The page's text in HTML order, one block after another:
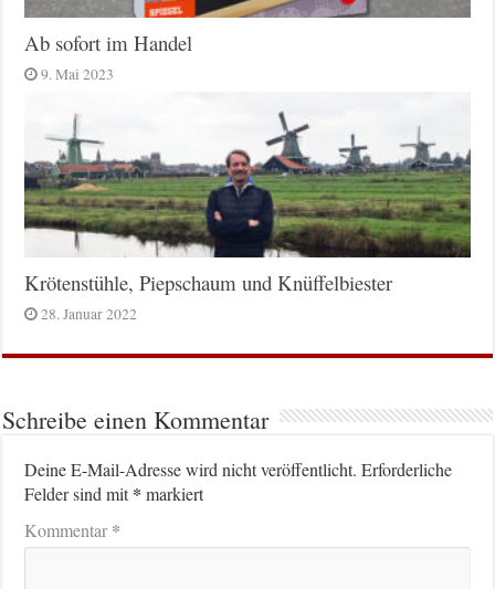
Ab sofort im Handel
9. Mai 2023
Krötenstühle, Piepschaum und Knüffelbiester
28. Januar 2022
Schreibe einen Kommentar
Deine E-Mail-Adresse wird nicht veröffentlicht. Erforderliche
Felder sind mit* markiert
Kommentar*